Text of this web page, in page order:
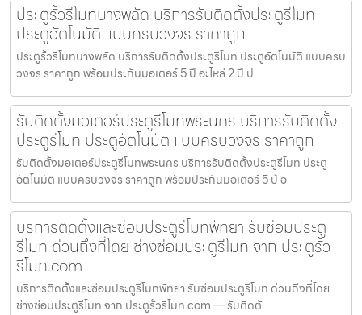
ประตูรั้วรีโมทบางพลัด บริการรับติดตั้งประตูรีโมท
ประตูอัตโนมัติ แบบครบวงจร ราคาถูก
ประตูรั้วรีโมทบางพลัด บริการรับติดตั้งประตูรีโมท ประตูอัตโนมัติ แบบครบ
วงจร ราคาถูก พร้อมประกันมอเตอร์ 5 ปี อะไหล่ 2 ปี ป
รับติดตั้งมอเตอร์ประตูรีโมทพระนคร บริการรับติดตั้ง
ประตูรีโมท ประตูอัตโนมัติ แบบครบวงจร ราคาถูก
รับติดตั้งมอเตอร์ประตูรีโมทพระนคร บริการรับติดตั้งประตูรีโมท ประตู
อัตโนมัติ แบบครบวงจร ราคาถูก พร้อมประกันมอเตอร์ 5 ปี อ
บริการติดตั้งและซ่อมประตูรีโมทพัทยา รับซ่อมประตู
รีโมท ด่วนถึงที่โดย ช่างซ่อมประตูรีโมท จาก ประตูรั้ว
รีโมท.com
บริการติดตั้งและซ่อมประตูรีโมทพัทยา รับซ่อมประตูรีโมท ด่วนถึงที่โดย
ช่างซ่อมประตูรีโมท จาก ประตูรั้วรีโมท.com — รับติดตั